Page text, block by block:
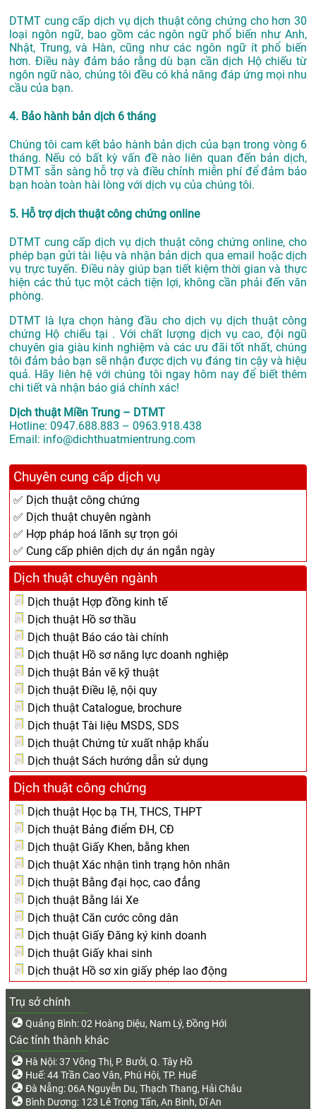
DTMT cung cấp dịch vụ dịch thuật công chứng cho hơn 30
loại ngôn ngữ, bao gồm các ngôn ngữ phổ biến như Anh,
Nhật, Trung, và Hàn, cũng như các ngôn ngữ ít phổ biến
hơn. Điều này đảm bảo rằng dù bạn cần dịch Hộ chiếu từ
ngôn ngữ nào, chúng tôi đều có khả năng đáp ứng mọi nhu
cầu của bạn.
4. Bảo hành bản dịch 6 tháng
Chúng tôi cam kết bảo hành bản dịch của bạn trong vòng 6
tháng. Nếu có bất kỳ vấn đề nào liên quan đến bản dịch,
DTMT sẵn sàng hỗ trợ và điều chỉnh miễn phí để đảm bảo
bạn hoàn toàn hài lòng với dịch vụ của chúng tôi.
5. Hỗ trợ dịch thuật công chứng online
DTMT cung cấp dịch vụ dịch thuật công chứng online, cho
phép bạn gửi tài liệu và nhận bản dịch qua email hoặc dịch
vụ trực tuyến. Điều này giúp bạn tiết kiệm thời gian và thực
hiện các thủ tục một cách tiện lợi, không cần phải đến văn
phòng.
DTMT là lựa chọn hàng đầu cho dịch vụ dịch thuật công
chứng Hộ chiếu tại . Với chất lượng dịch vụ cao, đội ngũ
chuyên gia giàu kinh nghiệm và các ưu đãi tốt nhất, chúng
tôi đảm bảo bạn sẽ nhận được dịch vụ đáng tin cậy và hiệu
quả. Hãy liên hệ với chúng tôi ngay hôm nay để biết thêm
chi tiết và nhận báo giá chính xác!
Dịch thuật Miền Trung – DTMT
Hotline: 0947.688.883 – 0963.918.438
Email: info@dichthuatmientrung.com
Chuyên cung cấp dịch vụ
✅ Dịch thuật công chứng
✅ Dịch thuật chuyên ngành
✅ Hợp pháp hoá lãnh sự trọn gói
✅ Cung cấp phiên dịch dự án ngắn ngày
Dịch thuật chuyên ngành
Dịch thuật Hợp đồng kinh tế
Dịch thuật Hồ sơ thầu
Dịch thuật Báo cáo tài chính
Dịch thuật Hồ sơ năng lực doanh nghiệp
Dịch thuật Bản vẽ kỹ thuật
Dịch thuật Điều lệ, nội quy
Dịch thuật Catalogue, brochure
Dịch thuật Tài liệu MSDS, SDS
Dịch thuật Chứng từ xuất nhập khẩu
Dịch thuật Sách hướng dẫn sử dụng
Dịch thuật công chứng
Dịch thuật Học bạ TH, THCS, THPT
Dịch thuật Bảng điểm ĐH, CĐ
Dịch thuật Giấy Khen, bằng khen
Dịch thuật Xác nhận tình trạng hôn nhân
Dịch thuật Bằng đại học, cao đẳng
Dịch thuật Bằng lái Xe
Dịch thuật Căn cước công dân
Dịch thuật Giấy Đăng ký kinh doanh
Dịch thuật Giấy khai sinh
Dịch thuật Hồ sơ xin giấy phép lao động
Trụ sở chính
Quảng Bình: 02 Hoàng Diệu, Nam Lý, Đồng Hới
Các tỉnh thành khác
Hà Nội: 37 Võng Thị, P. Bưởi, Q. Tây Hồ
Huế: 44 Trần Cao Vân, Phú Hội, TP. Huế
Đà Nẵng: 06A Nguyễn Du, Thạch Thang, Hải Châu
Bình Dương: 123 Lê Trọng Tấn, An Bình, Dĩ An